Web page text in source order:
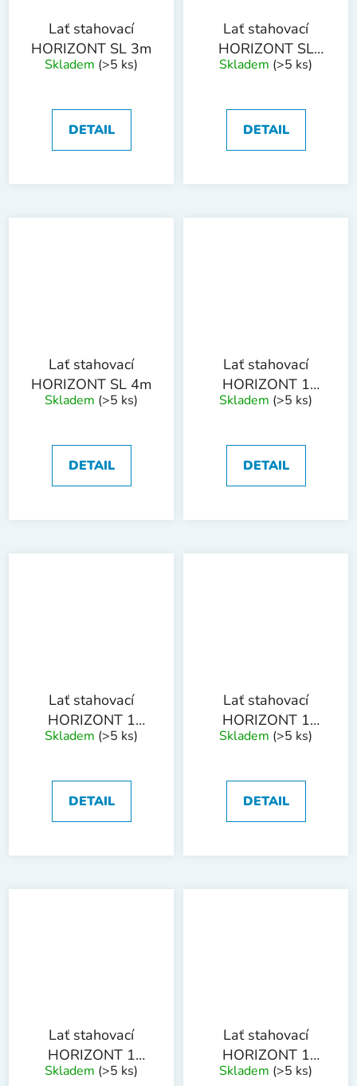
Lať stahovací
HORIZONT SL 3m
Skladem (>5 ks)
DETAIL
Lať stahovací
HORIZONT SL
3.5m
Skladem (>5 ks)
DETAIL
Lať stahovací
HORIZONT SL 4m
Skladem (>5 ks)
DETAIL
Lať stahovací
HORIZONT 1
libela SL1 1.5m
Skladem (>5 ks)
DETAIL
Lať stahovací
HORIZONT 1
libela SL1 1.8m
Skladem (>5 ks)
DETAIL
Lať stahovací
HORIZONT 1
libela SL1 2m
Skladem (>5 ks)
DETAIL
Lať stahovací
HORIZONT 1
libela SL1 2.5m
Skladem (>5 ks)
Lať stahovací
HORIZONT 1
libela SL1 3m
Skladem (>5 ks)